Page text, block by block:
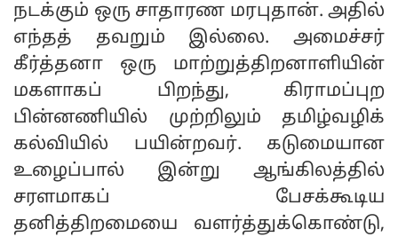
நடக்கும் ஒரு சாதாரண மரபுதான். அதில்
எந்தத் தவறும் இல்லை. அமைச்சர்
கீர்த்தனா ஒரு மாற்றுத்திறனாளியின்
மகளாகப் பிறந்து, கிராமப்புற
பின்னணியில் முற்றிலும் தமிழ்வழிக்
கல்வியில் பயின்றவர். கடுமையான
உழைப்பால் இன்று ஆங்கிலத்தில்
சரளமாகப் பேசக்கூடிய
தனித்திறமையை வளர்த்துக்கொண்டு,